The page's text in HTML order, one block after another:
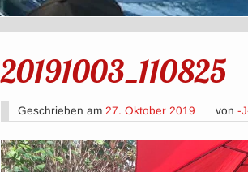
20191003_110825
Geschrieben am 27. Oktober 2019 von-